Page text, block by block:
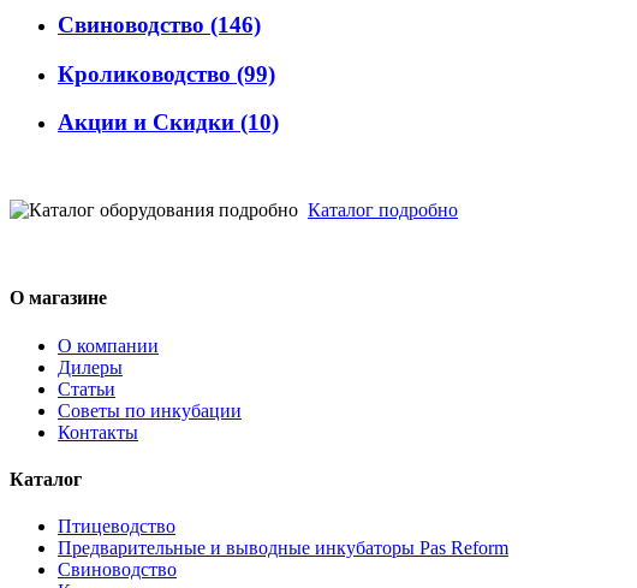
Свиноводство (146)
Кролиководство (99)
Акции и Скидки (10)
Каталог подробно
О магазине
О компании
Дилеры
Статьи
Советы по инкубации
Контакты
Каталог
Птицеводство
Предварительные и выводные инкубаторы Pas Reform
Свиноводство